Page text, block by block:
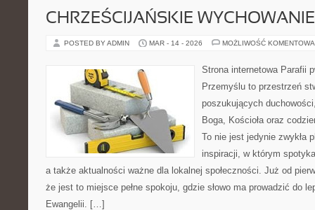
CHRZEŚCIJAŃSKIE
POSTED BY ADMIN MAR - 14 - 2026 MOŻLIWOŚĆ
Strona internetowa Parafii
Przemyślu to przestrzeń
poszukujących
Boga, Kościoła oraz
To nie jest jedynie zwykła
inspiracji, w którym
a także aktualności ważne dla lokalnej społeczności. Już od
że jest to miejsce pełne spokoju, gdzie słowo ma prowadzić do
Ewangelii. […]